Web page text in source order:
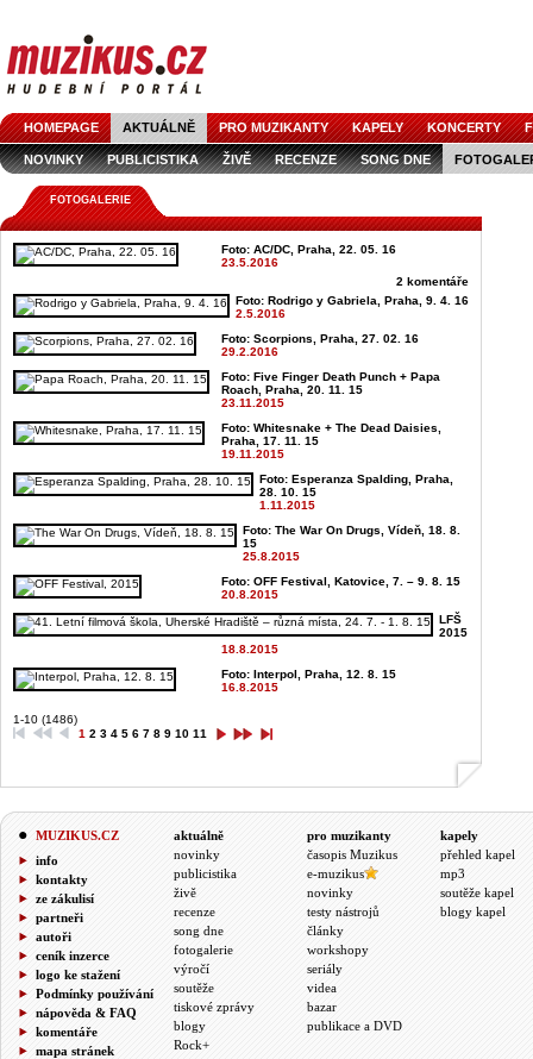
HOMEPAGE AKTUÁLNĚ PRO MUZIKANTY KAPELY KONCERTY
NOVINKY PUBLICISTIKA ŽIVĚ RECENZE SONG DNE
FOTOGALERIE
Foto: AC/DC, Praha, 22. 05. 16
23.5.2016
2 komentáře
Foto: Rodrigo y Gabriela, Praha, 9. 4. 16
2.5.2016
Foto: Scorpions, Praha, 27. 02. 16
29.2.2016
Foto: Five Finger Death Punch + Papa
Roach, Praha, 20. 11. 15
23.11.2015
Foto: Whitesnake + The Dead Daisies,
Praha, 17. 11. 15
19.11.2015
Foto: Esperanza Spalding, Praha,
28. 10. 15
1.11.2015
Foto: The War On Drugs, Vídeň, 18. 8.
15
25.8.2015
Foto: OFF Festival, Katovice, 7. – 9. 8. 15
20.8.2015
LFŠ
2015
18.8.2015
Foto: Interpol, Praha, 12. 8. 15
16.8.2015
1-10 (1486)
1 2 3 4 5 6 7 8 9 10 11
MUZIKUS.CZ
info
kontakty
ze zákulisí
partneři
autoři
ceník inzerce
logo ke stažení
Podmínky používání
nápověda & FAQ
komentáře
mapa stránek
aktuálně
novinky
publicistika
živě
recenze
song dne
fotogalerie
výročí
soutěže
tiskové zprávy
blogy
Rock+
pro muzikanty
časopis Muzikus
e-muzikus
novinky
testy nástrojů
články
workshopy
seriály
videa
bazar
publikace a DVD
kapely
přehled kapel
mp3
soutěže kapel
blogy kapel